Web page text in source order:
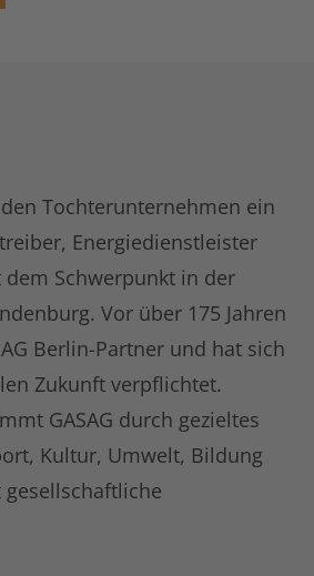
den Tochterunternehmen ein
Energiedienstleister
Schwerpunkt in der
Vor über 175 Jahren
Berlin-Partner und hat sich
Zukunft verpflichtet.
GASAG durch gezieltes
Kultur, Umwelt, Bildung